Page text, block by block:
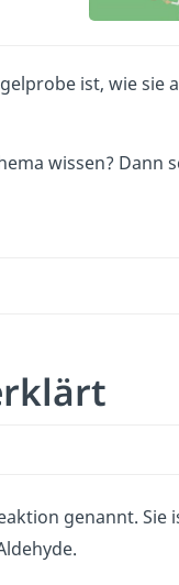
ist, wie sie
wissen? Dann
genannt. Sie